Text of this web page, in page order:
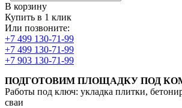
В корзину
Купить в 1 клик
Или позвоните:
+7 499 130-71-99
+7 499 130-71-99
+7 903 130-71-99
ПОДГОТОВИМ ПЛОЩАДКУ ПОД
Работы под ключ: укладка плитки,
сваи